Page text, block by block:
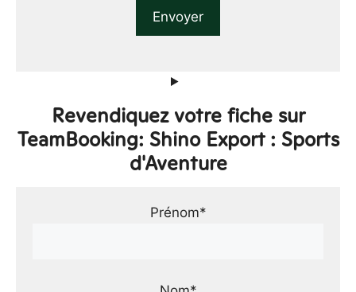
Revendiquez votre fiche sur
TeamBooking: Shino Export : Sports
d'Aventure
Prénom*